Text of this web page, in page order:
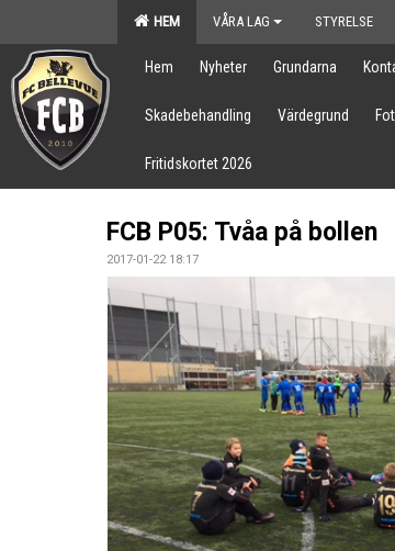
HEM VÅRA LAG STYRELSE
Hem Nyheter Grundarna
Skadebehandling Värdegrund
Fritidskortet 2026
FCB P05: Tvåa på bollen
2017-01-22 18:17